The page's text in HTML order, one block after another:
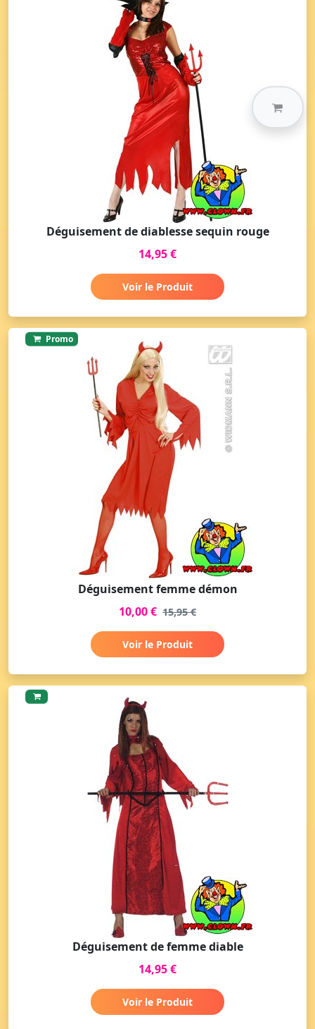
Déguisement de diablesse sequin rouge
14,95 €
Voir le Produit
Promo
Déguisement femme démon
10,00 € 15,95 €
Voir le Produit
Déguisement de femme diable
14,95 €
Voir le Produit